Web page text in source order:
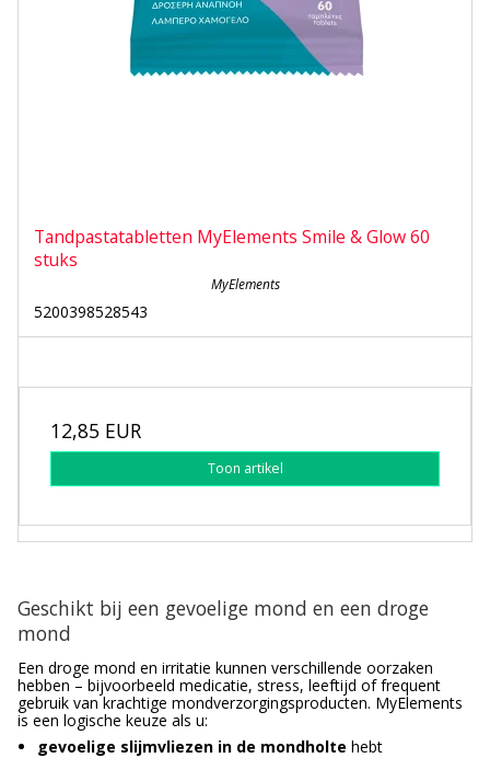
Tandpastatabletten MyElements Smile & Glow 60
stuks
MyElements
5200398528543
12,85 EUR
Toon artikel
Geschikt bij een gevoelige mond en een droge
mond
Een droge mond en irritatie kunnen verschillende oorzaken
hebben – bijvoorbeeld medicatie, stress, leeftijd of frequent
gebruik van krachtige mondverzorgingsproducten. MyElements
is een logische keuze als u:
gevoelige slijmvliezen in de mondholte hebt